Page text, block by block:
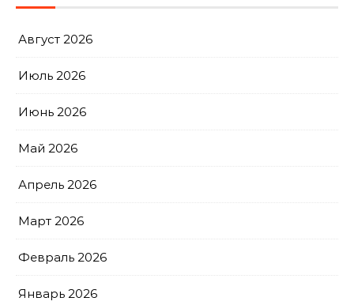
Август 2026
Июль 2026
Июнь 2026
Май 2026
Апрель 2026
Март 2026
Февраль 2026
Январь 2026